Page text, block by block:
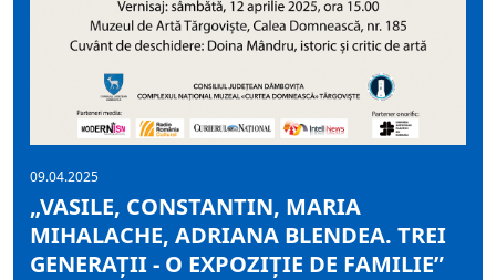
09.04.2025
„VASILE, CONSTANTIN, MARIA
MIHALACHE, ADRIANA BLENDEA. TREI
GENERAȚII - O EXPOZIȚIE DE FAMILIE”